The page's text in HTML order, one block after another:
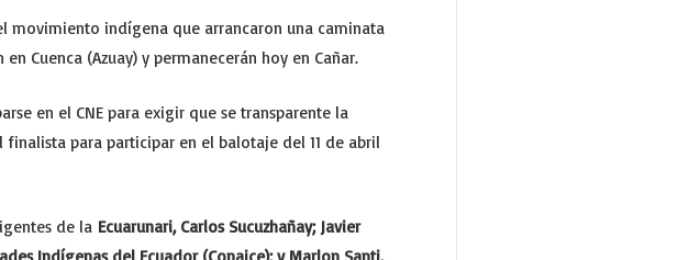
movimiento indígena que arrancaron una caminata
Cuenca (Azuay) y permanecerán hoy en Cañar.
en el CNE para exigir que se transparente la
para participar en el balotaje del 11 de abril
de la Ecuarunari, Carlos Sucuzhañay; Javier